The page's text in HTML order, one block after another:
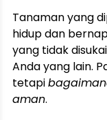
Tanaman yang
hidup dan
yang tidak
Anda yang lain.
tetapi
aman.